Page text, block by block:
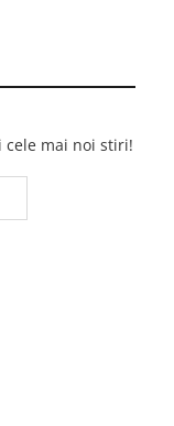
mai noi stiri!